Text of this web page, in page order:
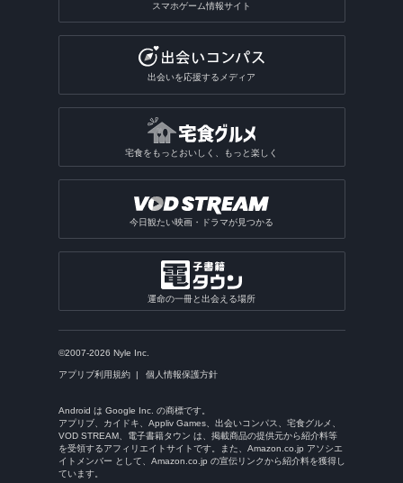
スマホゲーム情報サイト
出会いを応援するメディア
宅食をもっとおいしく、もっと楽しく
今日観たい映画・ドラマが見つかる
運命の一冊と出会える場所
©2007-2026 Nyle Inc.
アプリブ利用規約 個人情報保護方針
Android は Google Inc. の商標です。
アプリブ、カイドキ、Appliv Games、出会いコンパス、宅食グルメ、
VOD STREAM、電子書籍タウン は、掲載商品の提供元から紹介料等
を受領するアフィリエイトサイトです。また、Amazon.co.jp アソシエ
イトメンバー として、Amazon.co.jp の宣伝リンクから紹介料を獲得し
ています。